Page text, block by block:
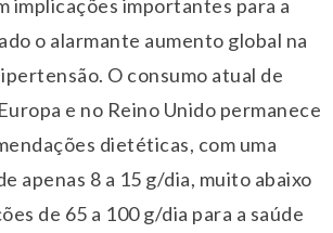
implicações importantes para a
o alarmante aumento global na
O consumo atual de
e no Reino Unido permanece
dietéticas, com uma
apenas 8 a 15 g/dia, muito abaixo
de 65 a 100 g/dia para a saúde